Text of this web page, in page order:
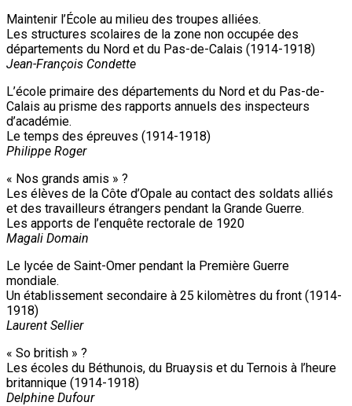
Maintenir l’École au milieu des troupes alliées.
Les structures scolaires de la zone non occupée des
départements du Nord et du Pas-de-Calais (1914-1918)
Jean-François Condette
L’école primaire des départements du Nord et du Pas-de-
Calais au prisme des rapports annuels des inspecteurs
d’académie.
Le temps des épreuves (1914-1918)
Philippe Roger
« Nos grands amis » ?
Les élèves de la Côte d’Opale au contact des soldats alliés
et des travailleurs étrangers pendant la Grande Guerre.
Les apports de l’enquête rectorale de 1920
Magali Domain
Le lycée de Saint-Omer pendant la Première Guerre
mondiale.
Un établissement secondaire à 25 kilomètres du front (1914-
1918)
Laurent Sellier
« So british » ?
Les écoles du Béthunois, du Bruaysis et du Ternois à l’heure
britannique (1914-1918)
Delphine Dufour